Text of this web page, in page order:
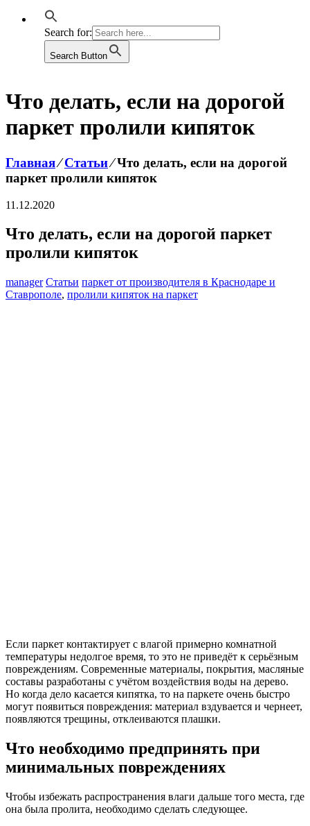
Search for:
Search Button
Что делать, если на дорогой
паркет пролили кипяток
Главная⁄Статьи⁄Что делать, если на дорогой
паркет пролили кипяток
11.12.2020
Что делать, если на дорогой паркет
пролили кипяток
manager Статьи паркет от производителя в Краснодаре и
Ставрополе, пролили кипяток на паркет
Если паркет контактирует с влагой примерно комнатной
температуры недолгое время, то это не приведёт к серьёзным
повреждениям. Современные материалы, покрытия, масляные
составы разработаны с учётом воздействия воды на дерево.
Но когда дело касается кипятка, то на паркете очень быстро
могут появиться повреждения: материал вздувается и чернеет,
появляются трещины, отклеиваются плашки.
Что необходимо предпринять при
минимальных повреждениях
Чтобы избежать распространения влаги дальше того места, где
она была пролита, необходимо сделать следующее.